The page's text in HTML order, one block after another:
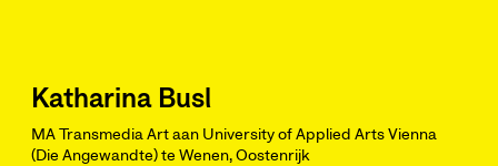
Katharina Busl
MA Transmedia Art aan University of Applied Arts Vienna
(Die Angewandte) te Wenen, Oostenrijk